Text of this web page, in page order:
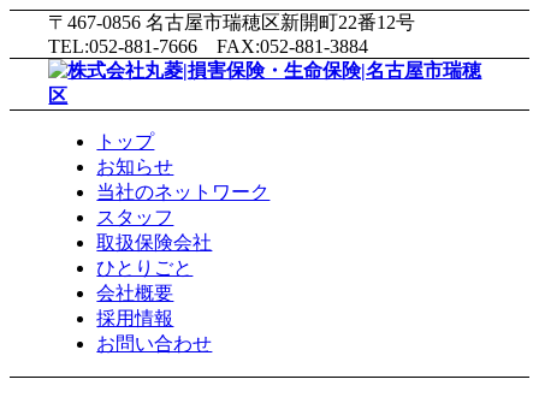
〒467-0856 名古屋市瑞穂区新開町22番12号
TEL:052-881-7666 FAX:052-881-3884
トップ
お知らせ
当社のネットワーク
スタッフ
取扱保険会社
ひとりごと
会社概要
採用情報
お問い合わせ